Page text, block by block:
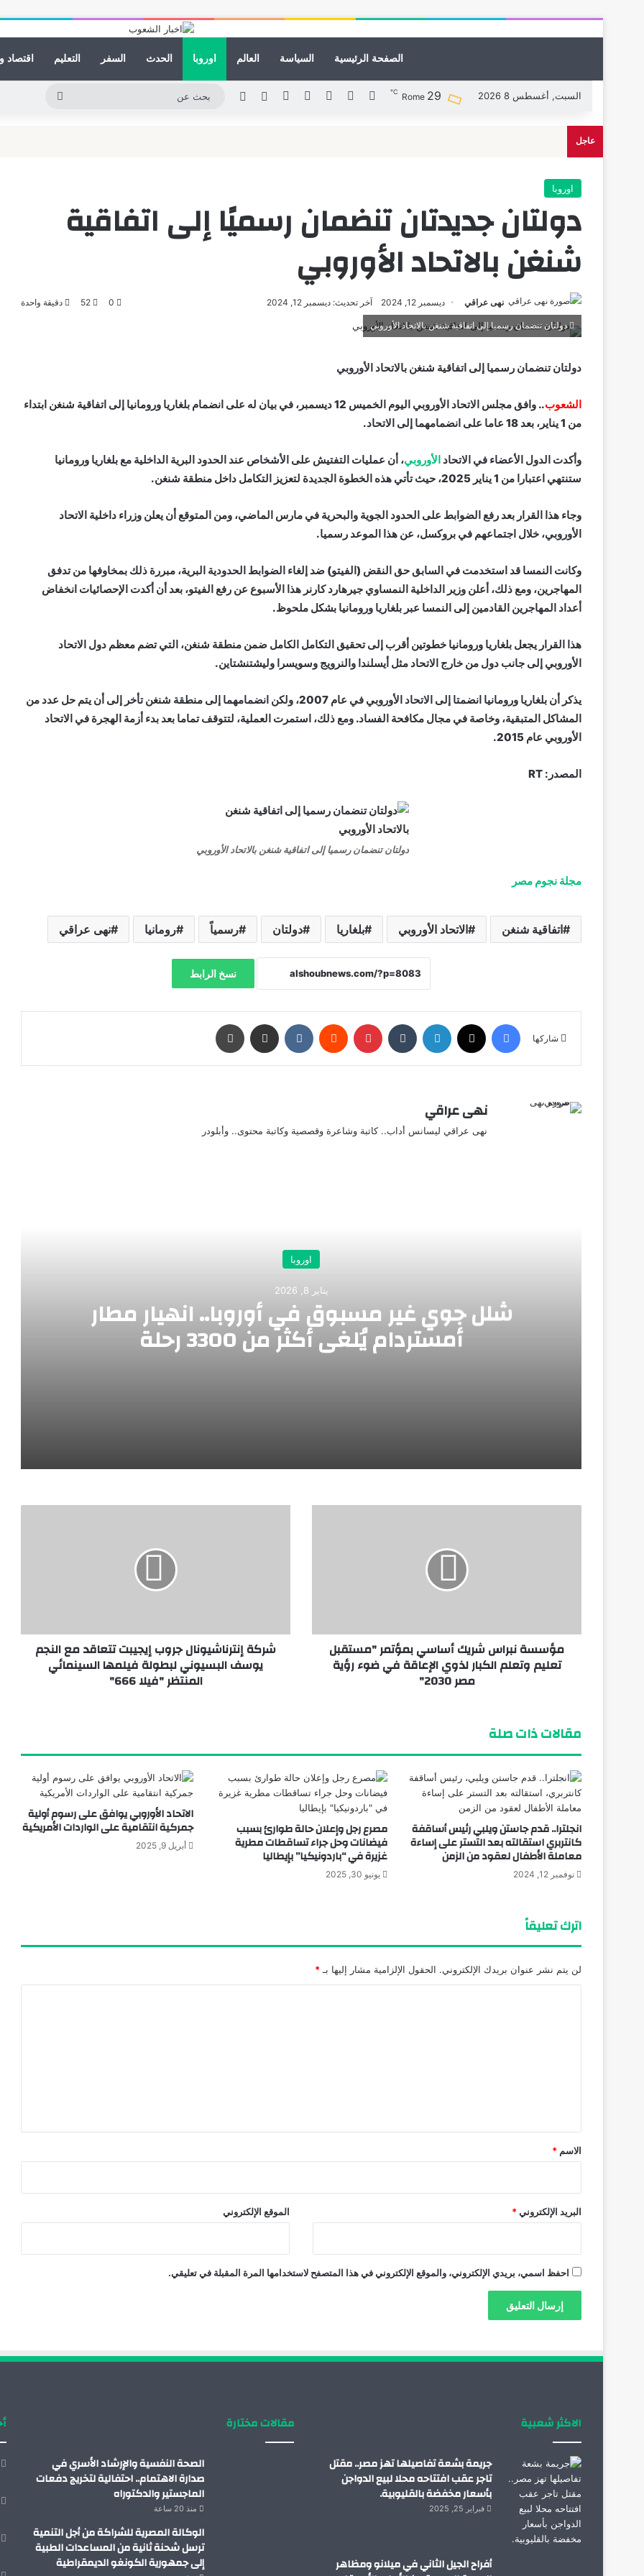
الصفحة الرئيسية السياسة العالم اوروبا الحدث السفر التعليم اقتصاد
السبت, أغسطس 8 2026 Rome 29
℃ فيسبوك لينكدإنيوتيوب انستقراممقال عشوائي
الوضع المظلم
عاجل
اوروبا
دولتان جديدتان تنضمان رسميًا إلى اتفاقية
شنغن بالاتحاد الأوروبي
نهى عراقي ديسمبر 12, 2024 آخر تحديث: ديسمبر 12, 2024 0
52 دقيقة واحدة
دولتان تنضمان رسميا إلى اتفاقية شنغن بالاتحاد الأوروبي
دولتان تنضمان رسميا إلى اتفاقية شنغن بالاتحاد الأوروبي
الشعوب
.. وافق مجلس الاتحاد الأوروبي اليوم الخميس 12 ديسمبر، في بيان له على انضمام بلغاريا ورومانيا إلى اتفاقية شنغن ابتداء
من 1 يناير، بعد 18 عاما على انضمامهما إلى الاتحاد.
وأكدت الدول الأعضاء في الاتحاد الأوروبي، أن عمليات التفتيش على الأشخاص عند الحدود البرية الداخلية مع بلغاريا ورومانيا
ستنتهي اعتبارا من 1 يناير 2025، حيث تأتي هذه الخطوة الجديدة لتعزيز التكامل داخل منطقة شنغن.
وجاء هذا القرار بعد رفع الضوابط على الحدود الجوية والبحرية في مارس الماضي، ومن المتوقع أن يعلن وزراء داخلية الاتحاد
الأوروبي، خلال اجتماعهم في بروكسل، عن هذا الموعد رسميا.
وكانت النمسا قد استخدمت في السابق حق النقض (الفيتو) ضد إلغاء الضوابط الحدودية البرية، مبررة ذلك بمخاوفها من تدفق
المهاجرين، ومع ذلك، أعلن وزير الداخلية النمساوي جيرهارد كارنر هذا الأسبوع عن رفع الفيتو، بعد أن أكدت الإحصائيات انخفاض
أعداد المهاجرين القادمين إلى النمسا عبر بلغاريا ورومانيا بشكل ملحوظ.
هذا القرار يجعل بلغاريا ورومانيا خطوتين أقرب إلى تحقيق التكامل الكامل ضمن منطقة شنغن، التي تضم معظم دول الاتحاد
الأوروبي إلى جانب دول من خارج الاتحاد مثل أيسلندا والنرويج وسويسرا وليشتنشتاين.
يذكر أن بلغاريا ورومانيا انضمتا إلى الاتحاد الأوروبي في عام 2007، ولكن انضمامهما إلى منطقة شنغن تأخر إلى أن يتم حل عدد من
المشاكل المتبقية، وخاصة في مجال مكافحة الفساد. ومع ذلك، استمرت العملية، لتتوقف تماما بعد بدء أزمة الهجرة في الاتحاد
الأوروبي عام 2015.
المصدر: RT
دولتان تنضمان رسميا إلى اتفاقية شنغن بالاتحاد الأوروبي
مجلة نجوم مصر
اتفاقية شنغن الاتحاد الأوروبي بلغاريا دولتان رسمياً رومانيا نهى عراقي
نسخ الرابط
شاركها
نهى عراقي
نهى عراقي ليسانس أداب.. كاتبة وشاعرة وقصصية وكاتبة محتوى.. وأبلودر
اوروبا
يناير 8, 2026
شلل جوي غير مسبوق في أوروبا.. انهيار مطار
أمستردام يُلغي أكثر من 3300 رحلة
المفوضية الأوروبية” تقترح زيادة رسوم الدخول لزائري الفترات القصيرة المعفيين من التأشيرة
يوليو 9, 2025
الشرطة الألمانية تعلن إحباط مخطط لـ«هجوم إرهابي
مؤسسة نبراس شريك أساسي بمؤتمر "مستقبل
تعليم وتعلم الكبار لذوي الإعاقة في ضوء رؤية
مصر 2030"
شركة إنترناشيونال جروب إيجيبت تتعاقد مع النجم
يوسف البسيوني لبطولة فيلمها السينمائي
المنتظر "فيلا 666"
مقالات ذات صلة
انجلترا.. قدم جاستن ويلبي رئيس أساقفة
كانتربري استقالته بعد التستر على إساءة
معاملة الأطفال لعقود من الزمن
نوفمبر 12, 2024
مصرع رجل وإعلان حالة طوارئ بسبب
فيضانات وحل جراء تساقطات مطرية
غزيرة في “‎باردونيكيا” بإيطاليا
يونيو 30, 2025
الاتحاد الأوروبي يوافق على رسوم أولية
جمركية انتقامية على الواردات الأمريكية
أبريل 9, 2025
اترك تعليقاً
لن يتم نشر عنوان بريدك الإلكتروني. الحقول الإلزامية مشار إليها بـ *
*
الاسم *
البريد الإلكتروني * الموقع الإلكتروني
احفظ اسمي، بريدي الإلكتروني، والموقع الإلكتروني في هذا المتصفح لاستخدامها المرة المقبلة في تعليقي.
الاكثر شعبية
جريمة بشعة تفاصيلها تهز مصر.. مقتل
تاجر عقب افتتاحه محلا لبيع الدواجن
بأسعار مخفضة بالقليوبية.
فبراير 25, 2025
أفراح الجيل الثاني في ميلانو ومظاهر
مقالات مختارة
الصحة النفسية والإرشاد الأسري في
صدارة الاهتمام.. احتفالية لتخريج دفعات
الماجستير والدكتوراه
منذ 20 ساعة
الوكالة المصرية للشراكة من أجل التنمية
ترسل شحنة ثانية من المساعدات الطبية
إلى جمهورية الكونغو الديمقراطية